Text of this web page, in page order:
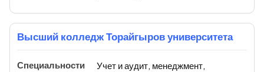
Высший колледж Торайгыров университета
Учет и аудит, менеджмент,